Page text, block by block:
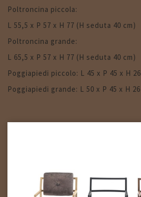
Poltroncina piccola:
L 55,5 x P 57 x H 77 (H seduta 40 cm)
Poltroncina grande:
L 65,5 x P 57 x H 77 (H seduta 40 cm)
Poggiapiedi piccolo: L 45 x P 45 x H 26
Poggiapiedi grande: L 50 x P 45 x H 26